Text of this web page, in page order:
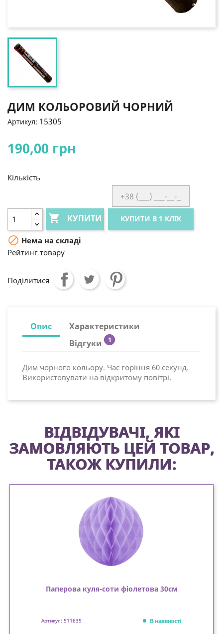
ДИМ КОЛЬОРОВИЙ ЧОРНИЙ
Артикул: 15305
190,00 грн
Кількість
 КУПИТИ КУПИТИ В 1 КЛІК
 Нема на складі
Рейтинг товару
Поділитися
Опис
Характеристики
Відгуки
1
Дим чорного кольору. Час горіння 60 секунд.
Використовувати на відкритому повітрі.
ВІДВІДУВАЧІ, ЯКІ
ЗАМОВЛЯЮТЬ ЦЕЙ ТОВАР,
ТАКОЖ КУПИЛИ:
Паперова куля-соти фіолетова 30см
Артикул: 511635 В наявності